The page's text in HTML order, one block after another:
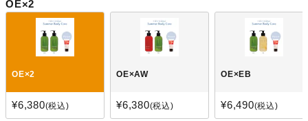
OE×2
OE×2
¥6,380 税込
OE×AW
¥6,380 税込
OE×EB
¥6,490 税込